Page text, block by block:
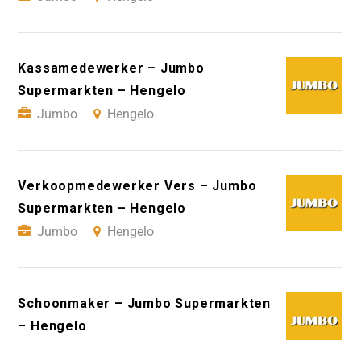
Kassamedewerker – Jumbo
Supermarkten – Hengelo
Jumbo
Hengelo
Verkoopmedewerker Vers – Jumbo
Supermarkten – Hengelo
Jumbo
Hengelo
Schoonmaker – Jumbo Supermarkten
– Hengelo